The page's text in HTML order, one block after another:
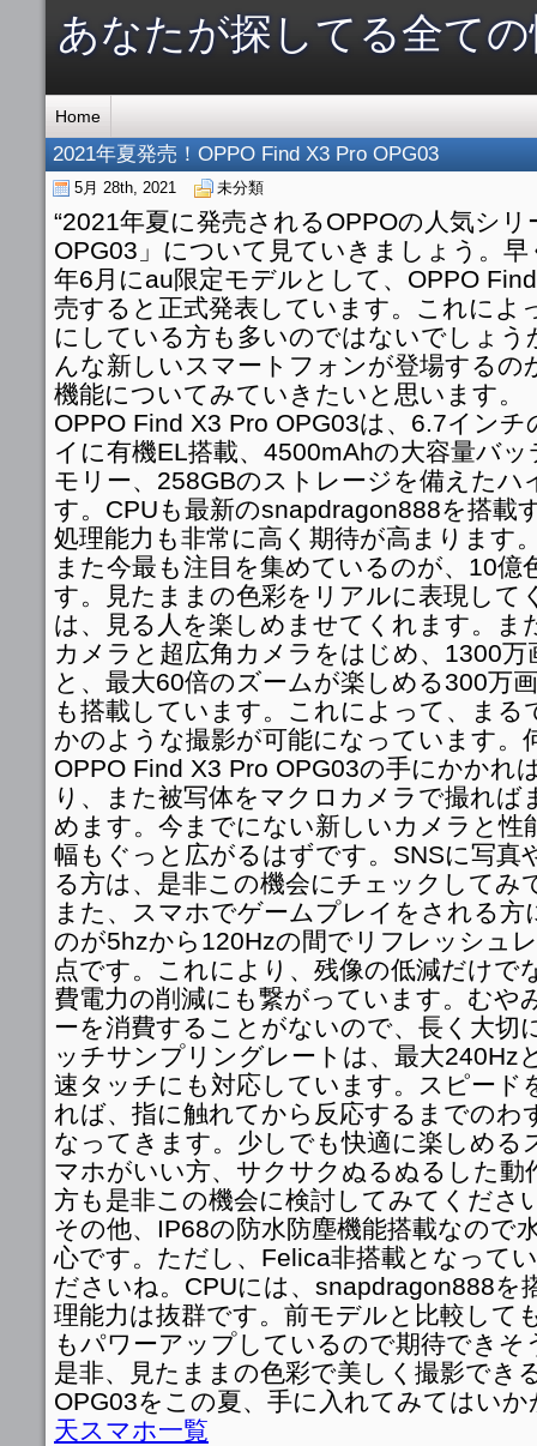
あなたが探してる全て
Home
2021年夏発売！OPPO Find X3 Pro OPG03
5月 28th, 2021 未分類
“2021年夏に発売されるOPPOの人気シ
OPG03」について見ていきましょう。
年6月にau限定モデルとして、OPPO
売すると正式発表しています。これによ
にしている方も多いのではないでしょう
んな新しいスマートフォンが登場するの
機能についてみていきたいと思います。
OPPO Find X3 Pro OPG03は、6.7イン
イに有機EL搭載、4500mAhの大容量バ
モリー、258GBのストレージを備えたハ
す。CPUも最新のsnapdragon888を搭載
処理能力も非常に高く期待が高まります
また今最も注目を集めているのが、10億
す。見たままの色彩をリアルに表現して
は、見る人を楽しめませてくれます。ま
カメラと超広角カメラをはじめ、1300万
と、最大60倍のズームが楽しめる300万
も搭載しています。これによって、まる
かのような撮影が可能になっています。
OPPO Find X3 Pro OPG03の手にかかれ
り、また被写体をマクロカメラで撮れば
めます。今までにない新しいカメラと性
幅もぐっと広がるはずです。SNSに写真
る方は、是非この機会にチェックしてみ
また、スマホでゲームプレイをされる
のが5hzから120Hzの間でリフレッシュ
点です。これにより、残像の低減だけで
費電力の削減にも繋がっています。むや
ーを消費することがないので、長く大切
ッチサンプリングレートは、最大240Hz
速タッチにも対応しています。スピード
れば、指に触れてから反応するまでのわ
なってきます。少しでも快適に楽しめる
マホがいい方、サクサクぬるぬるした動
方も是非この機会に検討してみてくださ
その他、IP68の防水防塵機能搭載なので
心です。ただし、Felica非搭載となって
ださいね。CPUには、snapdragon888を
理能力は抜群です。前モデルと比較して
もパワーアップしているので期待できそ
是非、見たままの色彩で美しく撮影でき
OPG03をこの夏、手に入れてみてはいか
天スマホ一覧